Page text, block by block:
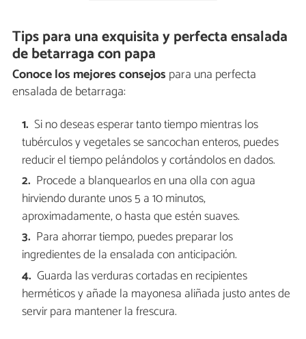
Tips para una exquisita y perfecta ensalada
de betarraga con papa
Conoce los mejores consejos para una perfecta
ensalada de betarraga:
Si no deseas esperar tanto tiempo mientras los
tubérculos y vegetales se sancochan enteros, puedes
reducir el tiempo pelándolos y cortándolos en dados.
Procede a blanquearlos en una olla con agua
hirviendo durante unos 5 a 10 minutos,
aproximadamente, o hasta que estén suaves.
Para ahorrar tiempo, puedes preparar los
ingredientes de la ensalada con anticipación.
Guarda las verduras cortadas en recipientes
herméticos y añade la mayonesa aliñada justo antes de
servir para mantener la frescura.